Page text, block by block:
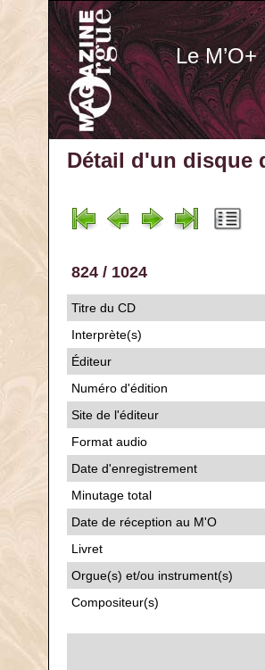
Le M’O+
Détail d'un disque
824 / 1024
Titre du CD
Interprète(s)
Éditeur
Numéro d'édition
Site de l'éditeur
Format audio
Date d'enregistrement
Minutage total
Date de réception au M'O
Livret
Orgue(s) et/ou instrument(s)
Compositeur(s)